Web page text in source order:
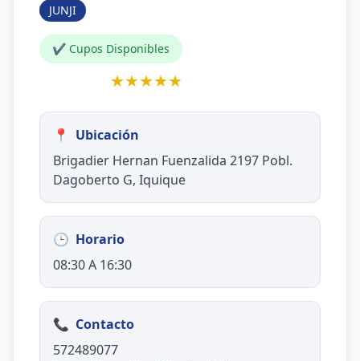
JUNJI
✔ Cupos Disponibles
★★★★★
📍
Ubicación
Brigadier Hernan Fuenzalida 2197 Pobl.
Dagoberto G, Iquique
🕒 Horario
08:30 A 16:30
📞 Contacto
572489077